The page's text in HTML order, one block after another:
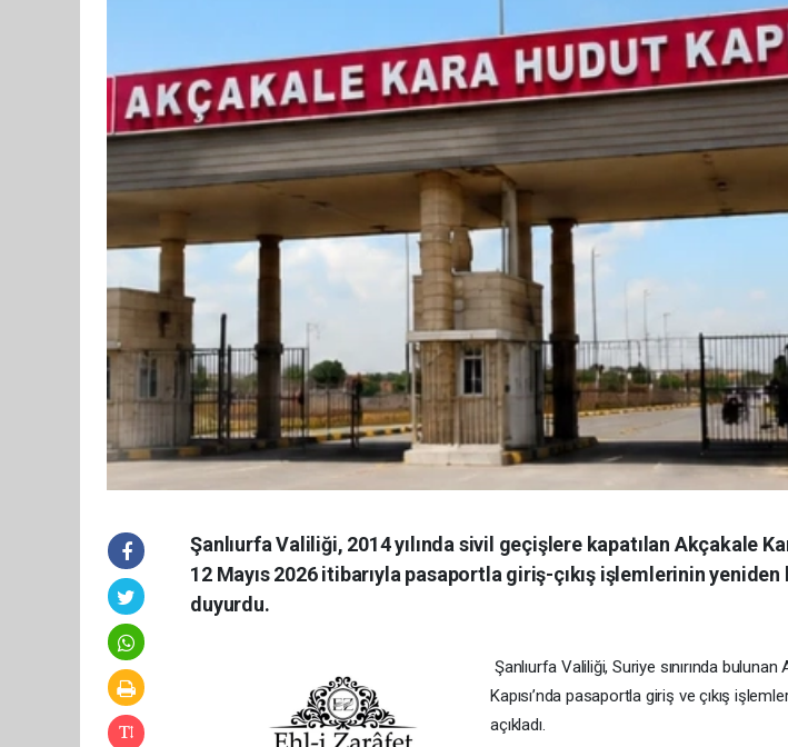
Şanlıurfa Valiliği, 2014 yılında sivil geçişlere kapatılan Akçakale
12 Mayıs 2026 itibarıyla pasaportla giriş-çıkış işlemlerinin yeniden
duyurdu.
Şanlıurfa Valiliği, Suriye sınırında
Kapısı’nda pasaportla giriş ve çıkış
açıkladı.